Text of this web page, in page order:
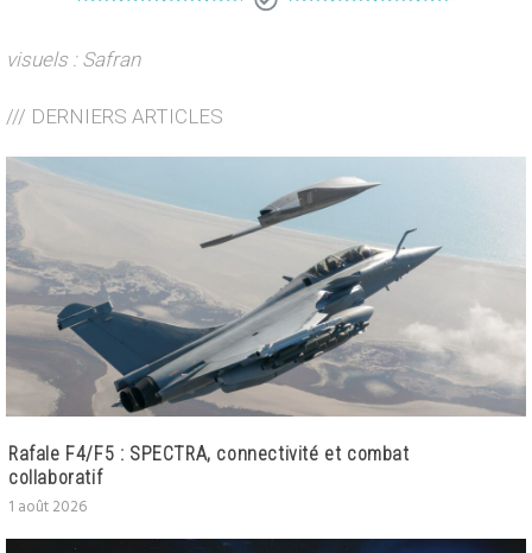
visuels : Safran
/// DERNIERS ARTICLES
Rafale F4/F5 : SPECTRA, connectivité et combat
collaboratif
1 août 2026